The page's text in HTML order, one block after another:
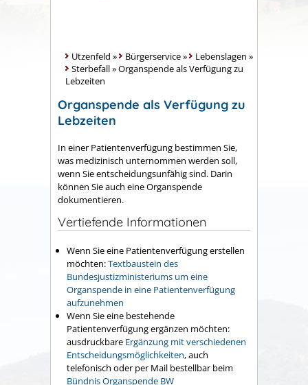
Utzenfeld » Bürgerservice» Lebenslagen »
Sterbefall»Organspende als Verfügung zu
Lebzeiten
Organspende als Verfügung zu
Lebzeiten
In einer Patientenverfügung bestimmen Sie,
was medizinisch unternommen werden soll,
wenn Sie entscheidungsunfähig sind. Darin
können Sie auch eine Organspende
dokumentieren.
Vertiefende Informationen
Wenn Sie eine Patientenverfügung erstellen
möchten:Textbaustein des
Bundesjustizministeriums um eine
Organspende in eine Patientenverfügung
aufzunehmen
Wenn Sie eine bestehende
Patientenverfügung ergänzen möchten:
ausdruckbare Ergänzung mit verschiedenen
Entscheidungsmöglichkeiten, auch
telefonisch oder per Mail bestellbar beim
Bündnis Organspende BW